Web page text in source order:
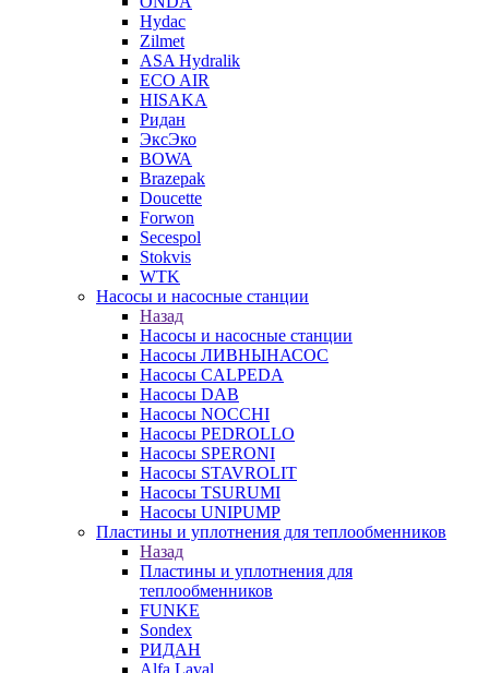
Hydac
Zilmet
ASA Hydralik
ECO AIR
HISAKA
Ридан
ЭксЭко
BOWA
Brazepak
Doucette
Forwon
Secespol
Stokvis
WTK
Насосы и насосные станции
Назад
Насосы и насосные станции
Насосы ЛИВНЫНАСОС
Насосы CALPEDA
Насосы DAB
Насосы NOCCHI
Насосы PEDROLLO
Насосы SPERONI
Насосы STAVROLIT
Насосы TSURUMI
Насосы UNIPUMP
Пластины и уплотнения для теплообменников
Назад
Пластины и уплотнения для
теплообменников
FUNKE
Sondex
РИДАН
Alfa Laval